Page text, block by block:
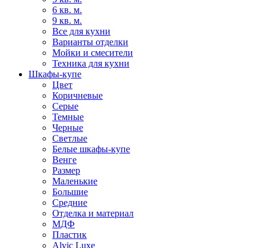
6 кв. м.
9 кв. м.
Все для кухни
Варианты отделки
Мойки и смесители
Техника для кухни
Шкафы-купе
Цвет
Коричневые
Серые
Темные
Черные
Светлые
Белые шкафы-купе
Венге
Размер
Маленькие
Большие
Средние
Отделка и материал
МДФ
Пластик
Alvic Luxe